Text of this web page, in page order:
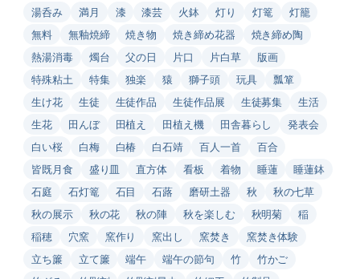
湯呑み
満月 漆 漆芸 火鉢 灯り 灯篭
灯籠
無料
無釉焼締 焼き物 焼き締め花器
焼き締め陶
熱湯消毒
燭台 父の日 片口 片白草
版画
特殊粘土
特集 独楽 猿 獅子頭 玩具
瓢箪
生け花
生徒 生徒作品 生徒作品展 生徒募集
生活
生花
田んぼ 田植え 田植え機 田舎暮らし
発表会
白い桜
白梅 白椿 白石靖 百人一首
百合
皆既月食
盛り皿 直方体 看板 着物 睡蓮
睡蓮鉢
石庭
石灯篭 石目 石蕗 磨研土器 秋
秋の七草
秋の展示
秋の花 秋の陣 秋を楽しむ 秋明菊
稲
稲穂
穴窯 窯作り 窯出し 窯焚き
窯焚き体験
立ち簾
立て簾 端午 端午の節句 竹
竹かご